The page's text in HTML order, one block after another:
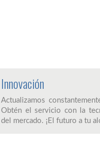
Innovación
Actualizamos
Obtén el servicio con la
del mercado. ¡El futuro a tu